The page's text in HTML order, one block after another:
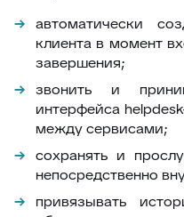
автоматически
клиента в момент
завершения;
звонить и
интерфейса
между сервисами;
сохранять и
непосредственно
привязывать